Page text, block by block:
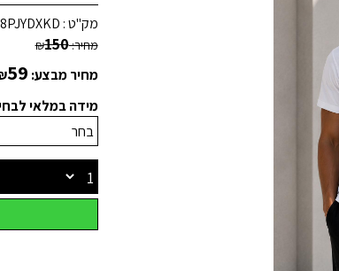
מק"ט :
מחיר: ₪150
מחיר מבצע: 59
מידה במלאי